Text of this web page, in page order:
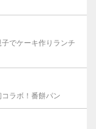
でケーキ作りランチ
ラボ！番餅パン